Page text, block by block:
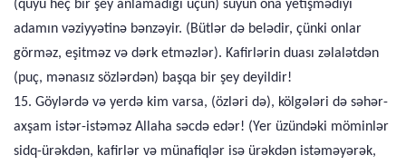
(quyu heç bir şey anlamadığı üçün) suyun ona yetişmədiyi
adamın vəziyyətinə bənzəyir. (Bütlər də belədir, çünki onlar
görməz, eşitməz və dərk etməzlər). Kafirlərin duası zəlalətdən
(puç, mənasız sözlərdən) başqa bir şey deyildir!
15. Göylərdə və yerdə kim varsa, (özləri də), kölgələri də səhər-
axşam istər-istəməz Allaha səcdə edər! (Yer üzündəki möminlər
sidq-ürəkdən, kafirlər və münafiqlər isə ürəkdən istəməyərək,